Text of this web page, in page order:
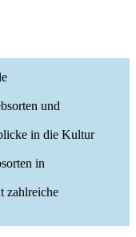
und
in die Kultur
in
zahlreiche